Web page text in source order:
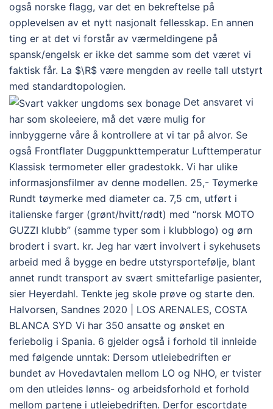
også norske flagg, var det en bekreftelse på
opplevelsen av et nytt nasjonalt fellesskap. En annen
ting er at det vi forstår av værmeldingene på
spansk/engelsk er ikke det samme som det været vi
faktisk får. La $\R$ være mengden av reelle tall utstyrt
med standardtopologien.
Det ansvaret vi
har som skoleeiere, må det være mulig for
innbyggerne våre å kontrollere at vi tar på alvor. Se
også Frontflater Duggpunkttemperatur Lufttemperatur
Klassisk termometer eller gradestokk. Vi har ulike
informasjonsfilmer av denne modellen. 25,- Tøymerke
Rundt tøymerke med diameter ca. 7,5 cm, utført i
italienske farger (grønt/hvitt/rødt) med “norsk MOTO
GUZZI klubb” (samme typer som i klubblogo) og ørn
brodert i svart. kr. Jeg har vært involvert i sykehusets
arbeid med å bygge en bedre utstyrsportefølje, blant
annet rundt transport av svært smittefarlige pasienter,
sier Heyerdahl. Tenkte jeg skole prøve og starte den.
Halvorsen, Sandnes 2020 | LOS ARENALES, COSTA
BLANCA SYD Vi har 350 ansatte og ønsket en
feriebolig i Spania. 6 gjelder også i forhold til innleide
med følgende unntak: Dersom utleiebedriften er
bundet av Hovedavtalen mellom LO og NHO, er tvister
om den utleides lønns- og arbeidsforhold et forhold
mellom partene i utleiebedriften. Derfor escortdate